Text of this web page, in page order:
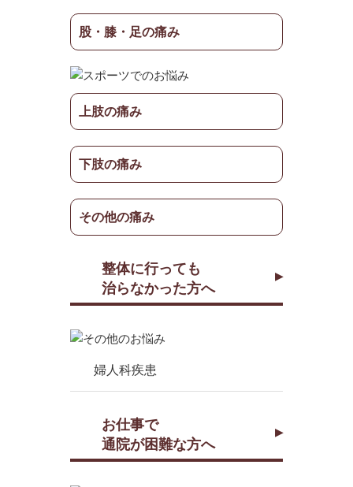
股・膝・足の痛み
上肢の痛み
下肢の痛み
その他の痛み
整体に行っても
治らなかった方へ
婦人科疾患
お仕事で
通院が困難な方へ